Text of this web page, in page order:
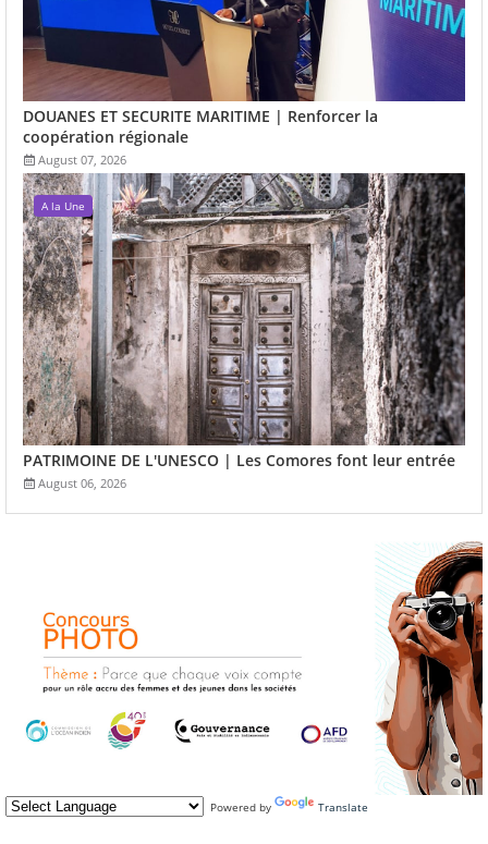
DOUANES ET SECURITE MARITIME | Renforcer la
coopération régionale
August 07, 2026
A la Une
PATRIMOINE DE L'UNESCO | Les Comores font leur entrée
August 06, 2026
Powered by Translate